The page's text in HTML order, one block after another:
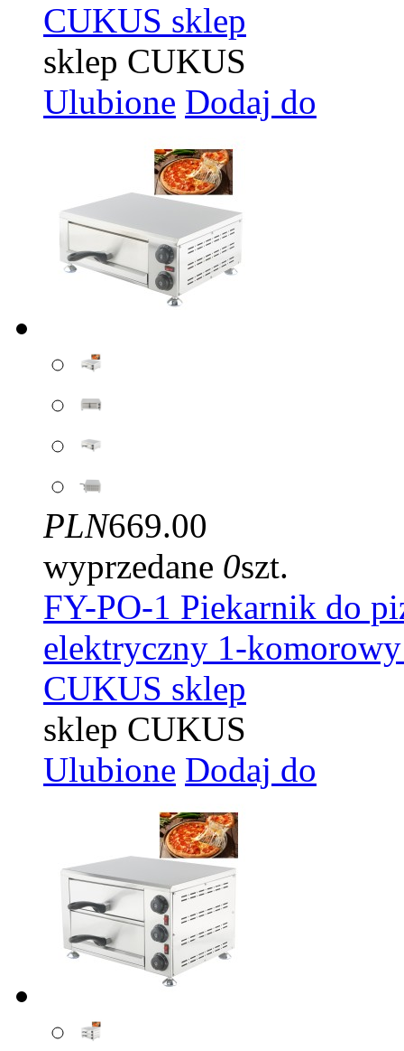
CUKUS sklep
sklep CUKUS
Ulubione Dodaj do
PLN669.00
wyprzedane 0szt.
FY-PO-1 Piekarnik do
elektryczny 1-
CUKUS sklep
sklep CUKUS
Ulubione Dodaj do